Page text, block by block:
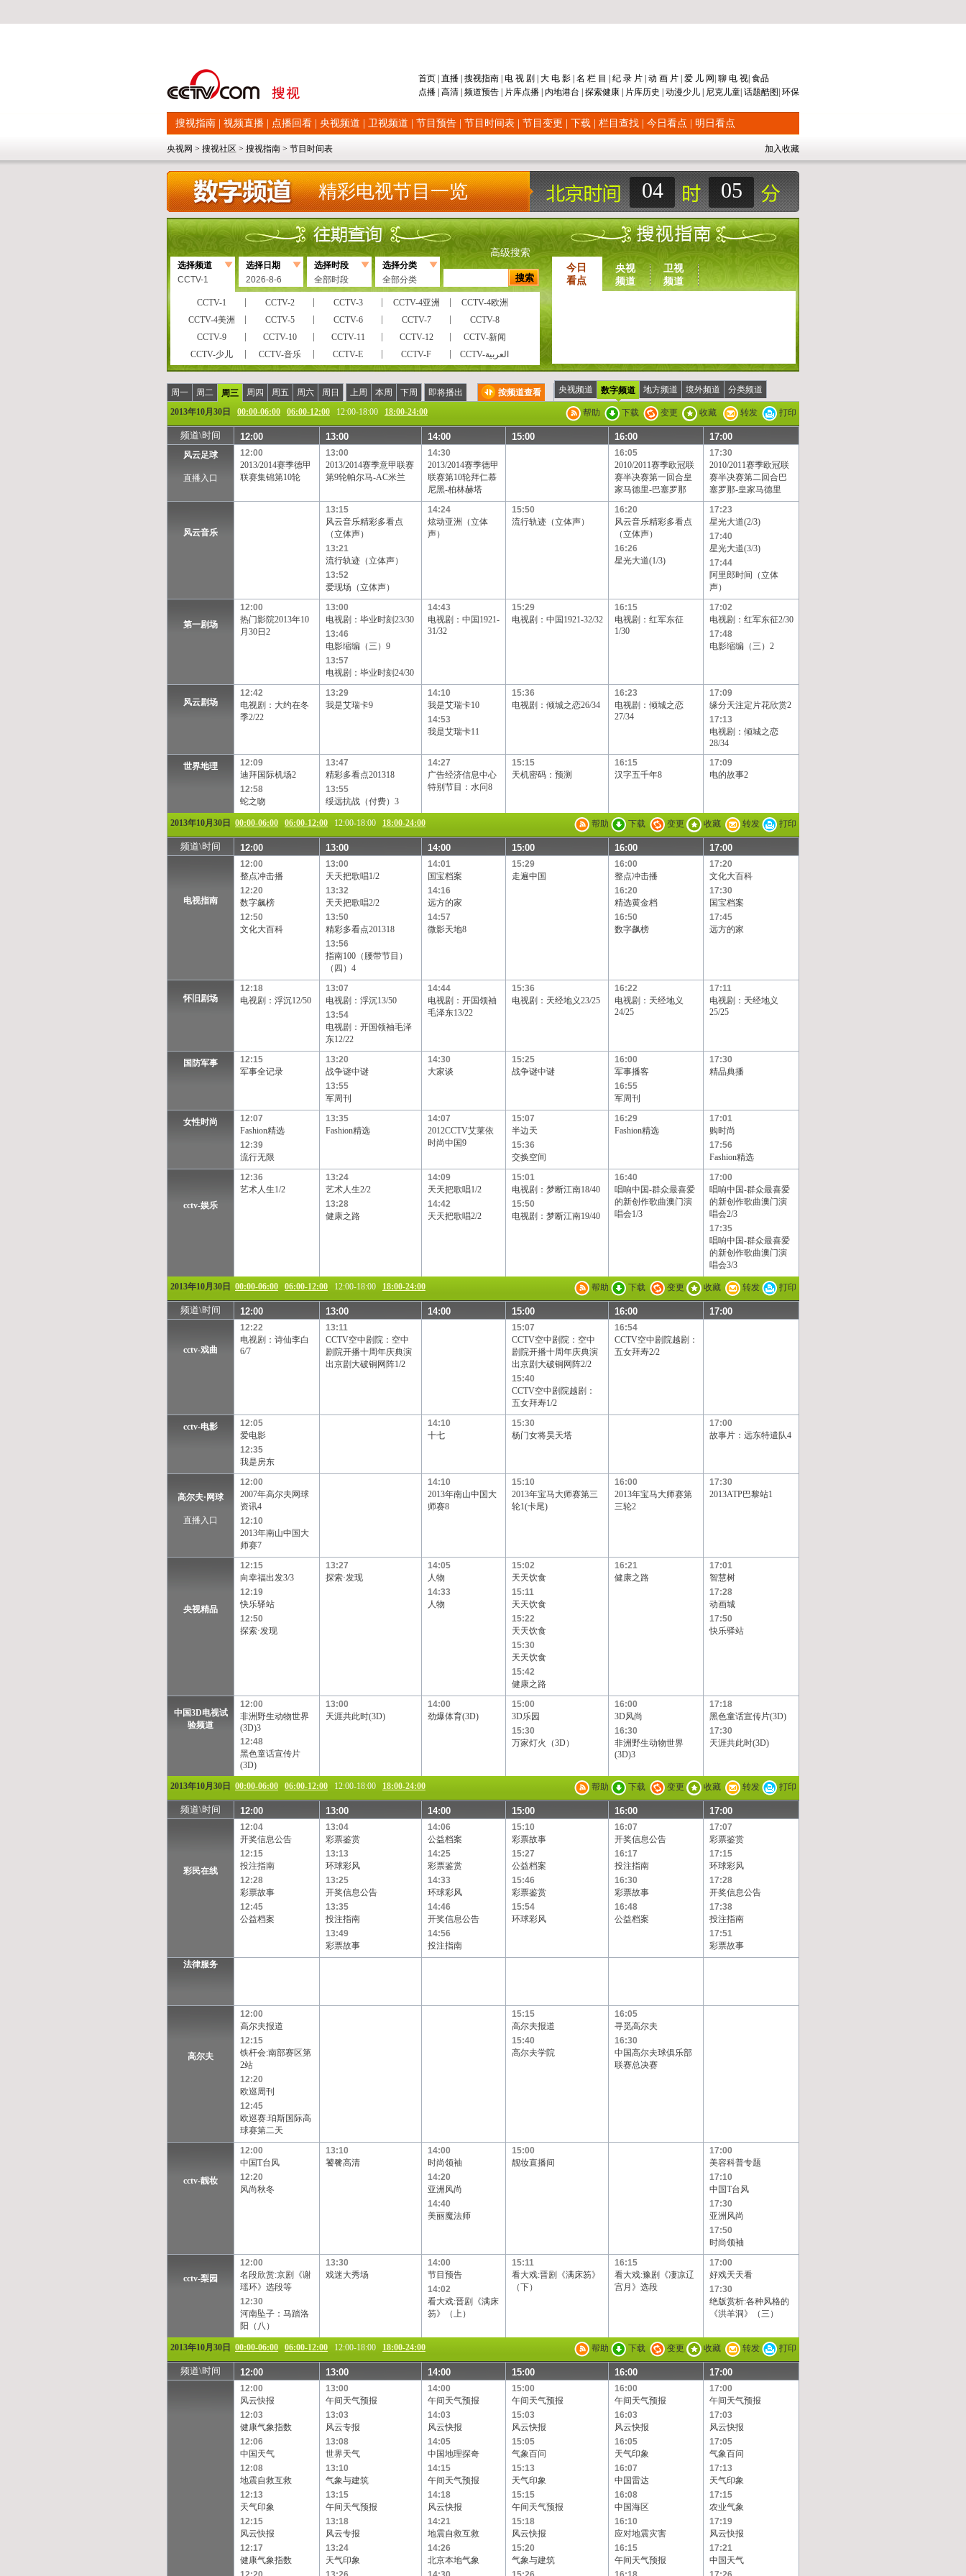
首页 直播 搜视指南 电 视 剧 大 电 影 名 栏 目 纪 录 片 动 画 片 爱 儿 网 聊 电 视 食品
点播 高清 频道预告 片库点播 内地港台 探索健康 片库历史 动漫少儿 尼克儿童 话题酷图 环保
搜视指南 视频直播 点播回看 央视频道 卫视频道 节目预告 节目时间表 节目变更 下载 栏目查找 今日看点 明日看点
央视网 > 搜视社区 > 搜视指南 > 节目时间表 加入收藏
精彩电视节目一览 04 05
高级搜索
选择频道
CCTV-1
选择日期
2026-8-6
选择时段
全部时段
选择分类
全部分类
CCTV-1 CCTV-2 CCTV-3 CCTV-4亚洲
CCTV-4欧洲
CCTV-4美洲
CCTV-5 CCTV-6 CCTV-7
CCTV-8
CCTV-9
CCTV-10 CCTV-11 CCTV-12
CCTV-新闻
CCTV-少儿
CCTV-音乐 CCTV-E CCTV-F
CCTV-العربية
CCTVPусский
CCTV-高清 风云足球 风云音乐
第一剧场
风云剧场
世界地理 电视指南 怀旧剧场
国防军事
女性时尚
CCTV-娱乐 CCTV-戏曲 CCTV-电影
央视文化精品
先锋纪录 现代女性 英语辅导
游戏竞技
孕育指南
早期教育 CCTV证券资讯 中学生频道
彩民在线
高尔夫 CCTV-靓妆
CCTV-气象
CCTV-汽摩 CCTV-老年福 留学世界
青年学苑
教育一台
教育三台
BTV影视 北京卫视
河北卫视
黑龙江卫视 湖北卫视
湖南卫视
辽宁卫视
四川卫视
天津一台
青海卫视 宁夏卫视 新疆卫视
厦门卫视
凤凰中文台
凤凰资讯台 凤凰电影台 华娱卫视
Channel[V]
今日
看点
央视
频道
卫视
频道
周一 周二 周三 周四 周五 周六 周日 上周 本周 下周 即将播出 按频道查看 央视频道 数字频道 地方频道 境外频道 分类频道
帮助 下载 变更 收藏 转发 打印
2013年10月30日 00:00-06:00 06:00-12:00 12:00-18:00 18:00-24:00
频道\时间 12:00 13:00 14:00 15:00 16:00 17:00
风云足球
直播入口
12:00
2013/2014赛季德甲
联赛集锦第10轮
13:00
2013/2014赛季意甲联赛
第9轮帕尔马-AC米兰
14:30
2013/2014赛季德甲
联赛第10轮拜仁慕
尼黑-柏林赫塔
16:05
2010/2011赛季欧冠联
赛半决赛第一回合皇
家马德里-巴塞罗那
17:30
2010/2011赛季欧冠联
赛半决赛第二回合巴
塞罗那-皇家马德里
风云音乐
13:15
风云音乐精彩多看点
（立体声）
13:21
流行轨迹（立体声）
13:52
爱现场（立体声）
14:24
炫动亚洲（立体
声）
15:50
流行轨迹（立体声）
16:20
风云音乐精彩多看点
（立体声）
16:26
星光大道(1/3)
17:23
星光大道(2/3)
17:40
星光大道(3/3)
17:44
阿里郎时间（立体
声）
第一剧场
12:00
热门影院2013年10
月30日2
13:00
电视剧：毕业时刻23/30
13:46
电影缩编（三）9
13:57
电视剧：毕业时刻24/30
14:43
电视剧：中国1921-
31/32
15:29
电视剧：中国1921-32/32
16:15
电视剧：红军东征
1/30
17:02
电视剧：红军东征2/30
17:48
电影缩编（三）2
风云剧场
12:42
电视剧：大约在冬
季2/22
13:29
我是艾瑞卡9
14:10
我是艾瑞卡10
14:53
我是艾瑞卡11
15:36
电视剧：倾城之恋26/34
16:23
电视剧：倾城之恋
27/34
17:09
缘分天注定片花欣赏2
17:13
电视剧：倾城之恋
28/34
世界地理
12:09
迪拜国际机场2
12:58
蛇之吻
13:47
精彩多看点201318
13:55
绥远抗战（付费）3
14:27
广告经济信息中心
特别节目：水问8
15:15
天机密码：预测
16:15
汉字五千年8
17:09
电的故事2
帮助 下载 变更 收藏 转发 打印
2013年10月30日 00:00-06:00 06:00-12:00 12:00-18:00 18:00-24:00
频道\时间 12:00 13:00 14:00 15:00 16:00 17:00
电视指南
12:00
整点冲击播
12:20
数字飙榜
12:50
文化大百科
13:00
天天把歌唱1/2
13:32
天天把歌唱2/2
13:50
精彩多看点201318
13:56
指南100（腰带节目）
（四）4
14:01
国宝档案
14:16
远方的家
14:57
微影天地8
15:29
走遍中国
16:00
整点冲击播
16:20
精选黄金档
16:50
数字飙榜
17:20
文化大百科
17:30
国宝档案
17:45
远方的家
怀旧剧场
12:18
电视剧：浮沉12/50
13:07
电视剧：浮沉13/50
13:54
电视剧：开国领袖毛泽
东12/22
14:44
电视剧：开国领袖
毛泽东13/22
15:36
电视剧：天经地义23/25
16:22
电视剧：天经地义
24/25
17:11
电视剧：天经地义
25/25
国防军事
12:15
军事全记录
13:20
战争谜中谜
13:55
军周刊
14:30
大家谈
15:25
战争谜中谜
16:00
军事播客
16:55
军周刊
17:30
精品典播
女性时尚
12:07
Fashion精选
12:39
流行无限
13:35
Fashion精选
14:07
2012CCTV艾莱依
时尚中国9
15:07
半边天
15:36
交换空间
16:29
Fashion精选
17:01
购时尚
17:56
Fashion精选
cctv-娱乐
12:36
艺术人生1/2
13:24
艺术人生2/2
13:28
健康之路
14:09
天天把歌唱1/2
14:42
天天把歌唱2/2
15:01
电视剧：梦断江南18/40
15:50
电视剧：梦断江南19/40
16:40
唱响中国-群众最喜爱
的新创作歌曲澳门演
唱会1/3
17:00
唱响中国-群众最喜爱
的新创作歌曲澳门演
唱会2/3
17:35
唱响中国-群众最喜爱
的新创作歌曲澳门演
唱会3/3
帮助 下载 变更 收藏 转发 打印
2013年10月30日 00:00-06:00 06:00-12:00 12:00-18:00 18:00-24:00
频道\时间 12:00 13:00 14:00 15:00 16:00 17:00
cctv-戏曲
12:22
电视剧：诗仙李白
6/7
13:11
CCTV空中剧院：空中
剧院开播十周年庆典演
出京剧大破铜网阵1/2
15:07
CCTV空中剧院：空中
剧院开播十周年庆典演
出京剧大破铜网阵2/2
15:40
CCTV空中剧院越剧：
五女拜寿1/2
16:54
CCTV空中剧院越剧：
五女拜寿2/2
cctv-电影
12:05
爱电影
12:35
我是房东
14:10
十七
15:30
杨门女将昊天塔
17:00
故事片：远东特遣队4
高尔夫·网球
直播入口
12:00
2007年高尔夫网球
资讯4
12:10
2013年南山中国大
师赛7
14:10
2013年南山中国大
师赛8
15:10
2013年宝马大师赛第三
轮1(卡尾)
16:00
2013年宝马大师赛第
三轮2
17:30
2013ATP巴黎站1
央视精品
12:15
向幸福出发3/3
12:19
快乐驿站
12:50
探索·发现
13:27
探索·发现
14:05
人物
14:33
人物
15:02
天天饮食
15:11
天天饮食
15:22
天天饮食
15:30
天天饮食
15:42
健康之路
16:21
健康之路
17:01
智慧树
17:28
动画城
17:50
快乐驿站
中国3D电视试
验频道
12:00
非洲野生动物世界
(3D)3
12:48
黑色童话宣传片
(3D)
13:00
天涯共此时(3D)
14:00
劲爆体育(3D)
15:00
3D乐园
15:30
万家灯火（3D）
16:00
3D风尚
16:30
非洲野生动物世界
(3D)3
17:18
黑色童话宣传片(3D)
17:30
天涯共此时(3D)
帮助 下载 变更 收藏 转发 打印
2013年10月30日 00:00-06:00 06:00-12:00 12:00-18:00 18:00-24:00
频道\时间 12:00 13:00 14:00 15:00 16:00 17:00
彩民在线
12:04
开奖信息公告
12:15
投注指南
12:28
彩票故事
12:45
公益档案
13:04
彩票鉴赏
13:13
环球彩风
13:25
开奖信息公告
13:35
投注指南
13:49
彩票故事
14:06
公益档案
14:25
彩票鉴赏
14:33
环球彩风
14:46
开奖信息公告
14:56
投注指南
15:10
彩票故事
15:27
公益档案
15:46
彩票鉴赏
15:54
环球彩风
16:07
开奖信息公告
16:17
投注指南
16:30
彩票故事
16:48
公益档案
17:07
彩票鉴赏
17:15
环球彩风
17:28
开奖信息公告
17:38
投注指南
17:51
彩票故事
法律服务
高尔夫
12:00
高尔夫报道
12:15
铁杆会:南部赛区第
2站
12:20
欧巡周刊
12:45
欧巡赛:珀斯国际高
球赛第二天
15:15
高尔夫报道
15:40
高尔夫学院
16:05
寻觅高尔夫
16:30
中国高尔夫球俱乐部
联赛总决赛
cctv-靓妆
12:00
中国T台风
12:20
风尚秋冬
13:10
饕餮高清
14:00
时尚领袖
14:20
亚洲风尚
14:40
美丽魔法师
15:00
靓妆直播间
17:00
美容科普专题
17:10
中国T台风
17:30
亚洲风尚
17:50
时尚领袖
cctv-梨园
12:00
名段欣赏:京剧《谢
瑶环》选段等
12:30
河南坠子：马踏洛
阳（八）
13:30
戏迷大秀场
14:00
节目预告
14:02
看大戏:晋剧《满床
笏》（上）
15:11
看大戏:晋剧《满床笏》
（下）
16:15
看大戏:豫剧《凄凉辽
宫月》选段
17:00
好戏天天看
17:30
绝版赏析:各种风格的
《洪羊洞》（三）
帮助 下载 变更 收藏 转发 打印
2013年10月30日 00:00-06:00 06:00-12:00 12:00-18:00 18:00-24:00
频道\时间 12:00 13:00 14:00 15:00 16:00 17:00
12:00
风云快报
12:03
健康气象指数
12:06
中国天气
12:08
地震自救互救
12:13
天气印象
12:15
风云快报
12:17
健康气象指数
13:00
午间天气预报
13:03
风云专报
13:08
世界天气
13:10
气象与建筑
13:15
午间天气预报
13:18
风云专报
13:24
天气印象
14:00
午间天气预报
14:03
风云快报
14:05
中国地理探奇
14:15
午间天气预报
14:18
风云快报
14:21
地震自救互救
14:26
北京本地气象
15:00
午间天气预报
15:03
风云快报
15:05
气象百问
15:13
天气印象
15:15
午间天气预报
15:18
风云快报
15:20
气象与建筑
16:00
午间天气预报
16:03
风云快报
16:05
天气印象
16:07
中国雷达
16:08
中国海区
16:10
应对地震灾害
16:15
午间天气预报
17:00
午间天气预报
17:03
风云快报
17:05
气象百问
17:13
天气印象
17:15
农业气象
17:19
风云快报
17:21
中国天气